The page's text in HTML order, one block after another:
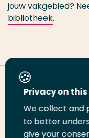
jouw vakgebied?
bibliotheek.
Deel deze pagina
DeelDeelDeel
Privacy on
We collect and
to better
give your